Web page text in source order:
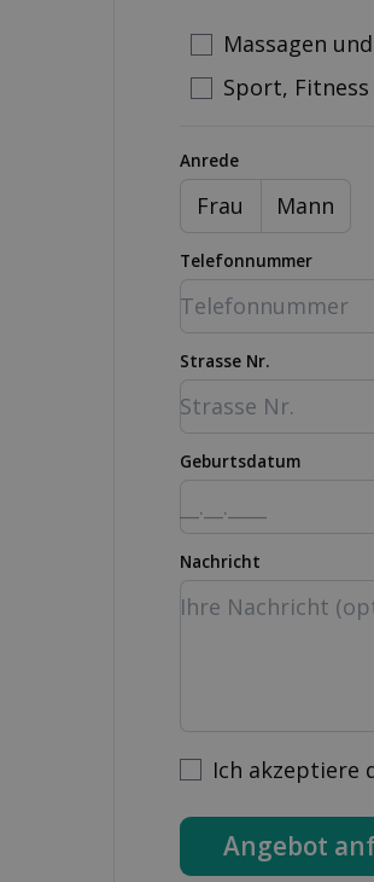
Massagen
Sport,
Anrede
Frau Mann
Telefonnummer
Strasse Nr.
Geburtsdatum
Nachricht
Ich akzeptiere
Angebot